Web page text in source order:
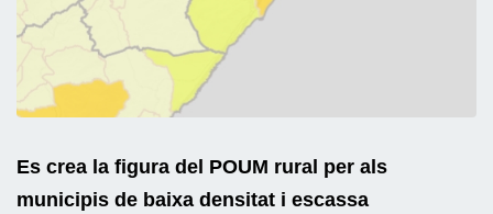
Es crea la figura del POUM rural per als
municipis de baixa densitat i escassa